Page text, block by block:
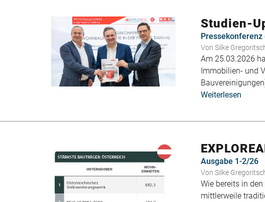
der
in
Tirol
Studien-
Pressekonferenz
Von Silke
Am 25.03.2026
Immobilien- und
Weiterlesen
in
der
Pipeline
in
Ausgabe 1-2/26
Von Silke
Wie bereits in
mittlerweile